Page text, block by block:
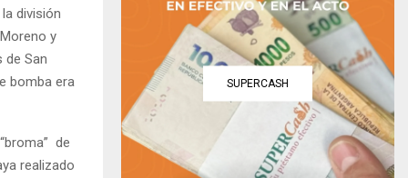
división
y
de San
bomba era
de
realizado
SUPERCASH